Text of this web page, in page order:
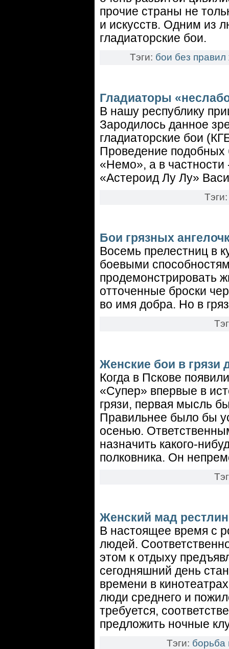
прочие страны не
и искусств. Одним из
гладиаторские бои.
Тэги: бои без правил
Гладиаторы
В нашу республику
Зародилось данное
гладиаторские бои
Проведение подобных
«Немо», а в частности
«Астероид Лу Лу»
Бои грязных
Восемь прелестниц в
боевыми
продемонстрировать
отточенные броски
во имя добра. Но в
Женские бои в грязи
Когда в Пскове
«Супер» впервые в
грязи, первая мысль
Правильнее было бы
осенью.
назначить какого-
полковника. Он
Женский мад
В настоящее время с
людей.
этом к отдыху
сегодняшний день
времени в
люди среднего и
требуется,
предложить ночные
Тэги: борьба